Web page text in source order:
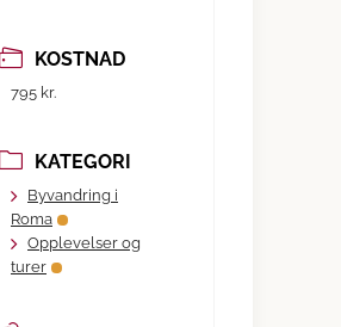
KOSTNAD
795 kr.
KATEGORI
Byvandring i
Roma
Opplevelser og
turer